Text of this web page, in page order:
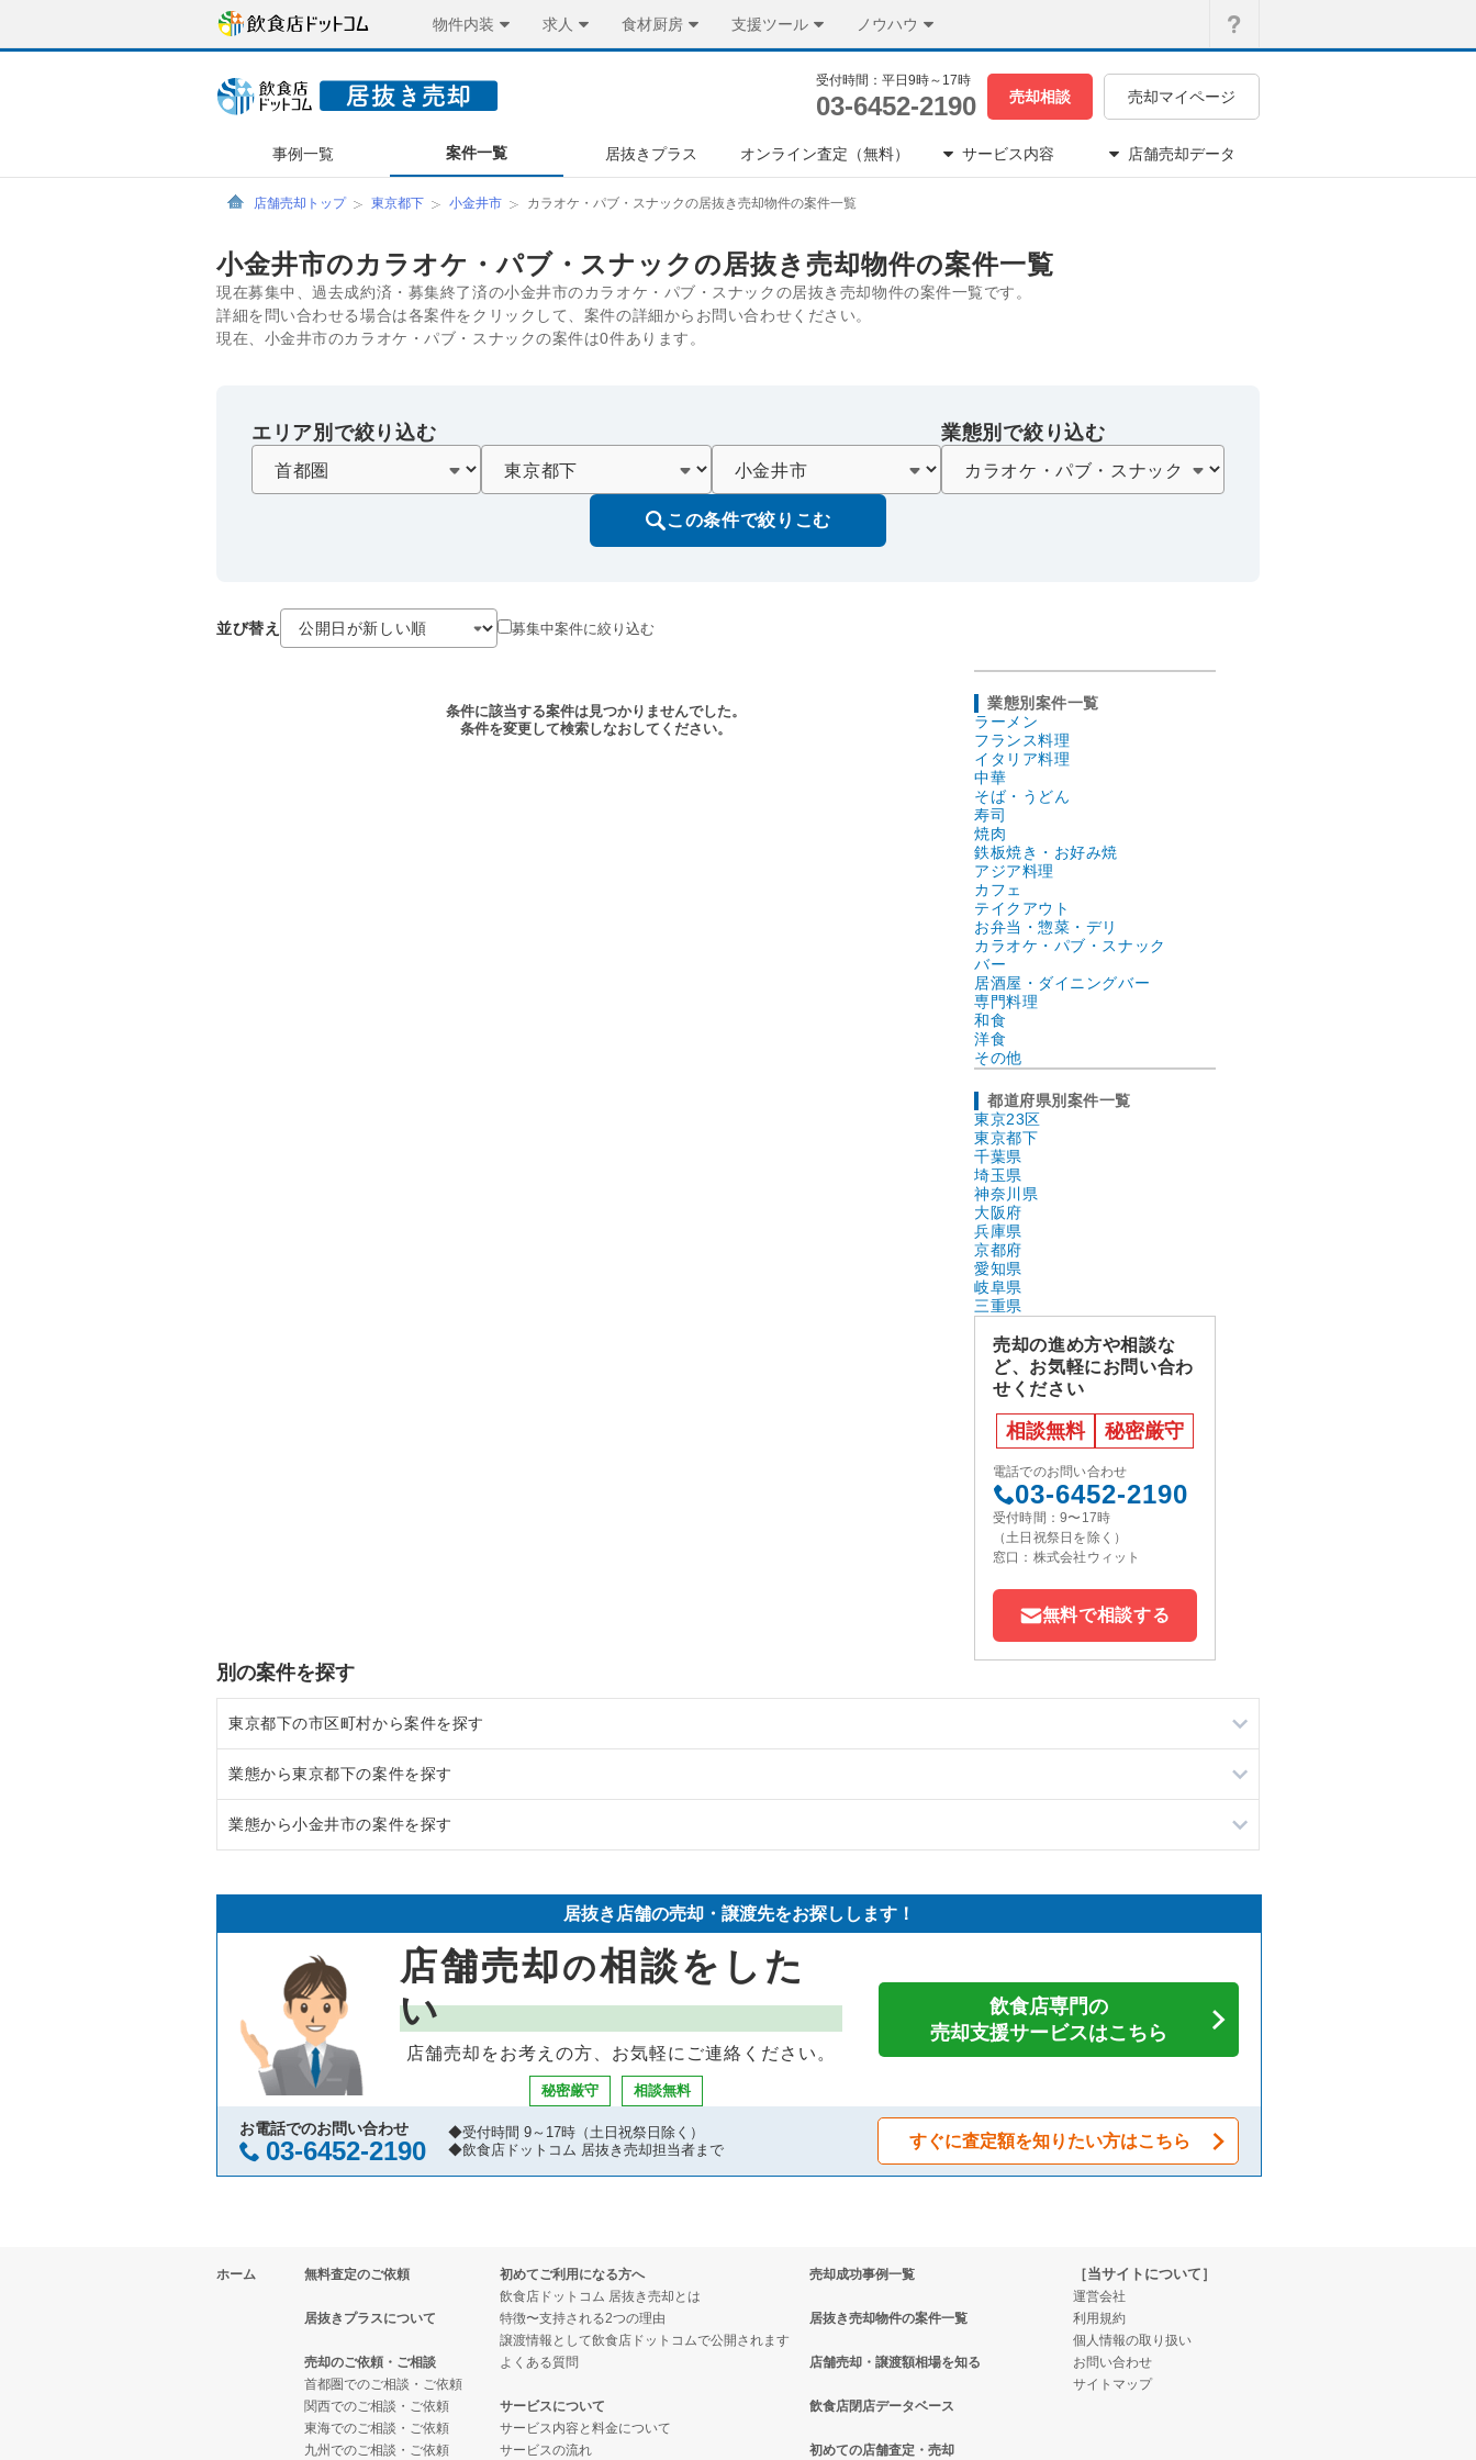
物件内装 求人 食材厨房 支援ツール ノウハウ
受付時間：平日9時～17時
03-6452-2190 売却相談 売却マイページ
事例一覧 案件一覧 居抜きプラス オンライン査定（無料） サービス内容 店舗売却データ
店舗売却トップ 東京都下 小金井市 カラオケ・パブ・スナックの居抜き売却物件の案件一覧
小金井市のカラオケ・パブ・スナックの居抜き売却物件の案件一覧
現在募集中、過去成約済・募集終了済の小金井市のカラオケ・パブ・スナックの居抜き売却物件の案件一覧です。
詳細を問い合わせる場合は各案件をクリックして、案件の詳細からお問い合わせください。
現在、小金井市のカラオケ・パブ・スナックの案件は0件あります。
エリア別で絞り込む 業態別で絞り込む
この条件で絞りこむ
並び替え 募集中案件に絞り込む
条件に該当する案件は見つかりませんでした。
条件を変更して検索しなおしてください。
業態別案件一覧
ラーメン
フランス料理
イタリア料理
中華
そば・うどん
寿司
焼肉
鉄板焼き・お好み焼
アジア料理
カフェ
テイクアウト
お弁当・惣菜・デリ
カラオケ・パブ・スナック
バー
居酒屋・ダイニングバー
専門料理
和食
洋食
その他
都道府県別案件一覧
東京23区
東京都下
千葉県
埼玉県
神奈川県
大阪府
兵庫県
京都府
愛知県
岐阜県
三重県
売却の進め方や相談な
ど、お気軽にお問い合わ
せください
相談無料 秘密厳守
電話でのお問い合わせ
03-6452-2190
受付時間：9〜17時
（土日祝祭日を除く）
窓口：株式会社ウィット
無料で相談する
別の案件を探す
東京都下の市区町村から案件を探す
調布市の飲食店の居抜き売却物件の案件一覧
八王子市の飲食店の居抜き売却物件の案件一覧
立川市の飲食店の居抜き売却物件の案件一覧
町田市の飲食店の居抜き売却物件の案件一覧
東村山市の飲食店の居抜き売却物件の案件一覧
国立市の飲食店の居抜き売却物件の案件一覧
小金井市の飲食店の居抜き売却物件の案件一覧
府中市の飲食店の居抜き売却物件の案件一覧
昭島市の飲食店の居抜き売却物件の案件一覧
稲城市の飲食店の居抜き売却物件の案件一覧
三鷹市の飲食店の居抜き売却物件の案件一覧
清瀬市の飲食店の居抜き売却物件の案件一覧
業態から東京都下の案件を探す
東京都下のラーメンの居抜き売却物件の案件一覧
東京都下のイタリア料理の居抜き売却物件の案件一覧
東京都下の中華の居抜き売却物件の案件一覧
東京都下のそば・うどんの居抜き売却物件の案件一覧
東京都下の寿司の居抜き売却物件の案件一覧
東京都下の焼肉の居抜き売却物件の案件一覧
東京都下の鉄板焼き・お好み焼の居抜き売却物件の案件一覧
東京都下のカフェの居抜き売却物件の案件一覧
東京都下のテイクアウトの居抜き売却物件の案件一覧
東京都下のお弁当・惣菜・デリの居抜き売却物件の案件一覧
東京都下のカラオケ・パブ・スナックの居抜き売却物件の案件一覧
業態から小金井市の案件を探す
小金井市の焼肉の居抜き売却物件の案件一覧
小金井市のアジア料理の居抜き売却物件の案件一覧
小金井市のカフェの居抜き売却物件の案件一覧
小金井市の居酒屋・ダイニングバーの居抜き売却物件の案件一覧
小金井市のその他の居抜き売却物件の案件一覧
居抜き店舗の売却・譲渡先をお探しします！
店舗売却の相談をした
い
店舗売却をお考えの方、お気軽にご連絡ください。
秘密厳守 相談無料
飲食店専門の
売却支援サービスはこちら
お電話でのお問い合わせ
03-6452-2190
◆受付時間 9～17時（土日祝祭日除く）
◆飲食店ドットコム 居抜き売却担当者まで
すぐに査定額を知りたい方はこちら
ホーム 無料査定のご依頼
居抜きプラスについて
売却のご依頼・ご相談
首都圏でのご相談・ご依頼
関西でのご相談・ご依頼
東海でのご相談・ご依頼
九州でのご相談・ご依頼
初めてご利用になる方へ
飲食店ドットコム 居抜き売却とは
特徴〜支持される2つの理由
譲渡情報として飲食店ドットコムで公開されます
よくある質問
サービスについて
サービス内容と料金について
サービスの流れ
売却成功事例一覧
居抜き売却物件の案件一覧
店舗売却・譲渡額相場を知る
飲食店閉店データベース
初めての店舗査定・売却
［当サイトについて］
運営会社
利用規約
個人情報の取り扱い
お問い合わせ
サイトマップ